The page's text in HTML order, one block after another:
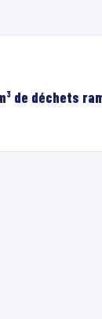
de déchets